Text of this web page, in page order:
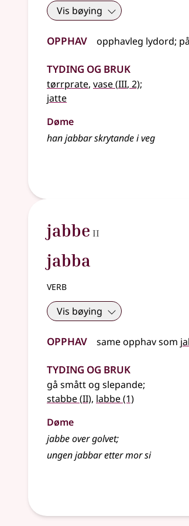
Vis bøying
Opphav opphavleg lydord;
Tyding og bruk
tørrprate, vase(3
III, 2);
jatte
Døme
han jabbar skrytande i veg
jabbe II
jabba
verb
Vis bøying
Opphav same opphav som
Tyding og bruk
gå smått og slepande;
stabbe(2
II), labbe(1)
Døme
jabbe over golvet;
ungen jabbar etter mor si